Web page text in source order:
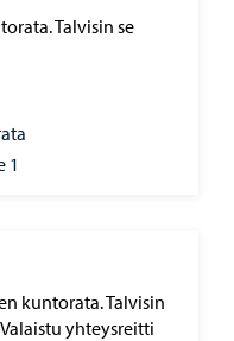
Talvisin se
1
kuntorata. Talvisin
yhteysreitti